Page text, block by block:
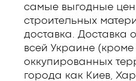
самые выгодные
строительных
доставка. Доставка
всей Украине
оккупированных
города как Киев,